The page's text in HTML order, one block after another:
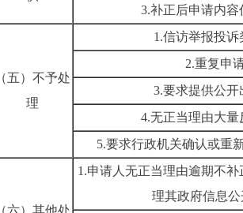
3.补正后申请内容
（五）不予处
理
1.信访举报投诉
2.重复申
3.要求提供公开
4.无正当理由大量
5.要求行政机关确认或重
（六）其他处
1.申请人无正当理由逾期不
理其政府信息